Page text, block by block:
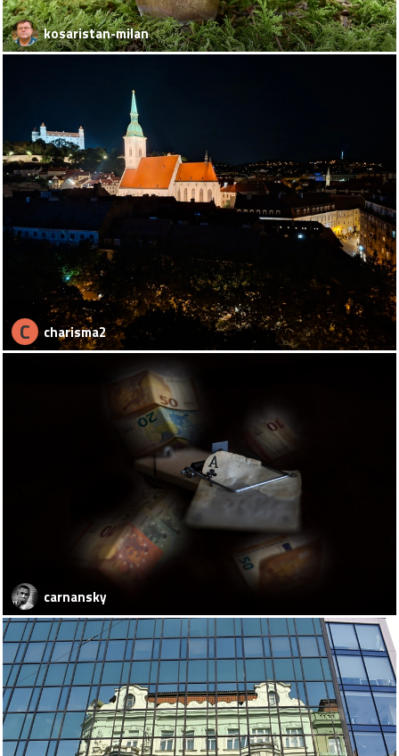
kosaristan-milan
C charisma2
carnansky